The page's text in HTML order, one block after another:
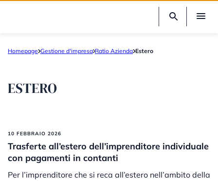
Homepage Gestione d'impresa Ratio Azienda Estero
ESTERO
10 FEBBRAIO 2026
Trasferte all’estero dell’imprenditore individuale
con pagamenti in contanti
Per l’imprenditore che si reca all’estero nell’ambito della